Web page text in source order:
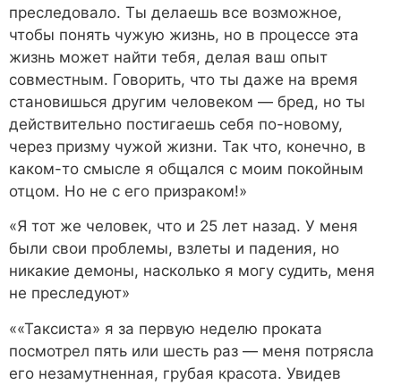
преследовало. Ты делаешь все возможное,
чтобы понять чужую жизнь, но в процессе эта
жизнь может найти тебя, делая ваш опыт
совместным. Говорить, что ты даже на время
становишься другим человеком — бред, но ты
действительно постигаешь себя по-новому,
через призму чужой жизни. Так что, конечно, в
каком-то смысле я общался с моим покойным
отцом. Но не с его призраком!»
«Я тот же человек, что и 25 лет назад. У меня
были свои проблемы, взлеты и падения, но
никакие демоны, насколько я могу судить, меня
не преследуют»
««Таксиста» я за первую неделю проката
посмотрел пять или шесть раз — меня потрясла
его незамутненная, грубая красота. Увидев